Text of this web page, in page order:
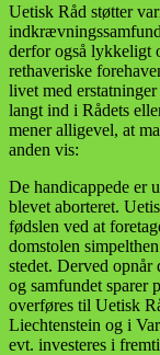
Uetisk Råd støtter
derfor også lykkeligt
rethaveriske
livet med erstatninger
langt ind i Rådets
mener alligevel, at
anden vis:
De handicappede er
blevet aborteret.
fødslen ved at
domstolen
stedet. Derved
og samfundet sparer
overføres til Uetisk
Liechtenstein og i
evt. investeres i